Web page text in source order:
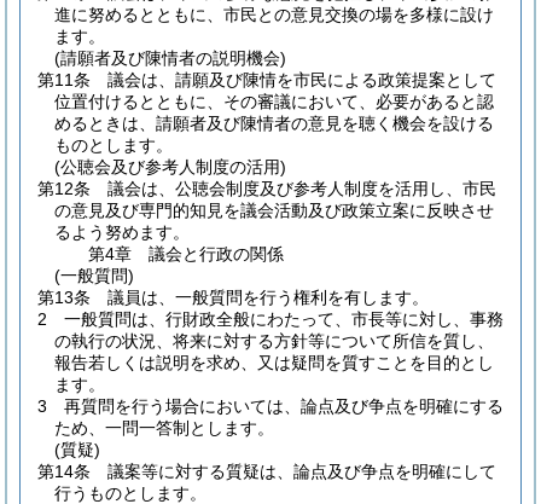
進に努めるとともに、市民との意見交換の場を多様に設け
ます。
(請願者及び陳情者の説明機会)
第11条
議会は、請願及び陳情を市民による政策提案として
位置付けるとともに、その審議において、必要があると認
めるときは、請願者及び陳情者の意見を聴く機会を設ける
ものとします。
(公聴会及び参考人制度の活用)
第12条
議会は、公聴会制度及び参考人制度を活用し、市民
の意見及び専門的知見を議会活動及び政策立案に反映させ
るよう努めます。
第4章
議会と行政の関係
(一般質問)
第13条
議員は、一般質問を行う権利を有します。
2
一般質問は、行財政全般にわたって、市長等に対し、事務
の執行の状況、将来に対する方針等について所信を質し、
報告若しくは説明を求め、又は疑問を質すことを目的とし
ます。
3
再質問を行う場合においては、論点及び争点を明確にする
ため、一問一答制とします。
(質疑)
第14条
議案等に対する質疑は、論点及び争点を明確にして
行うものとします。